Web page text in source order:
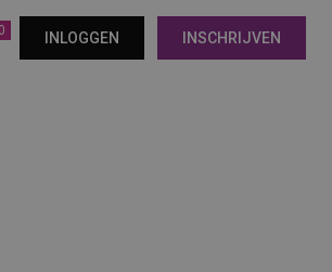
0 INLOGGEN INSCHRIJVEN